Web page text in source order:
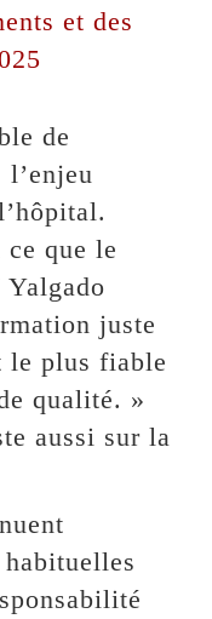
et des
de
que le
juste
le plus fiable
qualité. »
aussi sur la